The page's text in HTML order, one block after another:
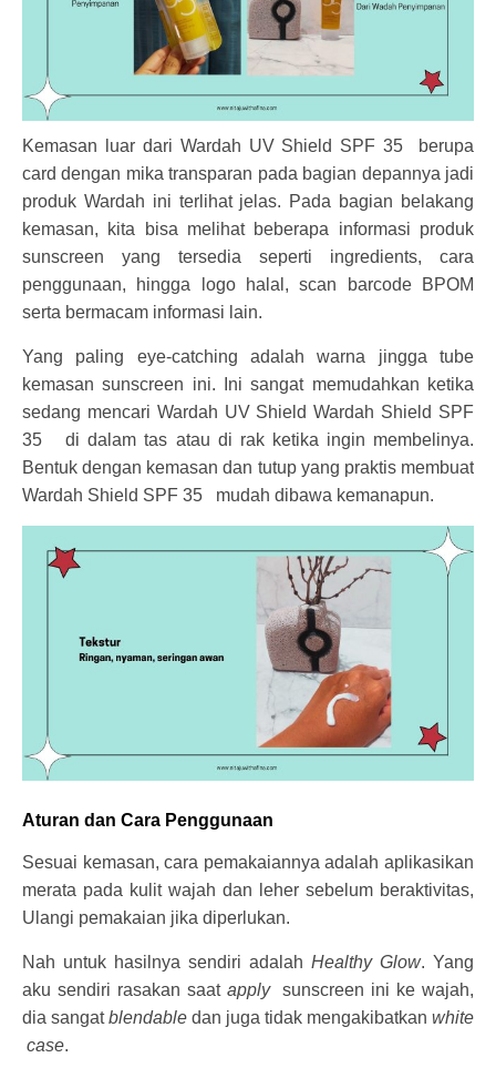
Kemasan luar dari Wardah UV Shield SPF 35 berupa
card dengan mika transparan pada bagian depannya jadi
produk Wardah ini terlihat jelas. Pada bagian belakang
kemasan, kita bisa melihat beberapa informasi produk
sunscreen yang tersedia seperti ingredients, cara
penggunaan, hingga logo halal, scan barcode BPOM
serta bermacam informasi lain.
Yang paling eye-catching adalah warna jingga tube
kemasan sunscreen ini. Ini sangat memudahkan ketika
sedang mencari Wardah UV Shield Wardah Shield SPF
35 di dalam tas atau di rak ketika ingin membelinya.
Bentuk dengan kemasan dan tutup yang praktis membuat
Wardah Shield SPF 35 mudah dibawa kemanapun.
Aturan dan Cara Penggunaan
Sesuai kemasan, cara pemakaiannya adalah aplikasikan
merata pada kulit wajah dan leher sebelum beraktivitas,
Ulangi pemakaian jika diperlukan.
Nah untuk hasilnya sendiri adalah Healthy Glow. Yang
aku sendiri rasakan saat apply sunscreen ini ke wajah,
dia sangatblendable dan juga tidak mengakibatkan white
case.